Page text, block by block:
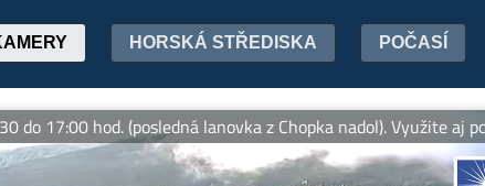
HORSKÁ STŘEDISKA POČASÍ
(posledná lanovka z Chopka nadol). Využite aj počas